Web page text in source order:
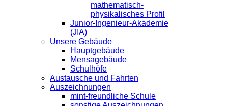
mathematisch-
physikalisches Profil
Junior-Ingenieur-Akademie
(JIA)
Unsere Gebäude
Hauptgebäude
Mensagebäude
Schulhöfe
Austausche und Fahrten
Auszeichnungen
mint-freundliche Schule